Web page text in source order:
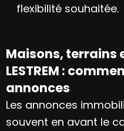
flexibilité souhaitée.
Maisons, terrains
LESTREM :
annonces
Les annonces
souvent en avant le